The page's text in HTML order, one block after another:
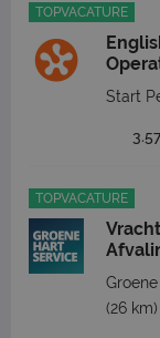
TOPVACATURE
Start
TOPVACATURE
(26 km)